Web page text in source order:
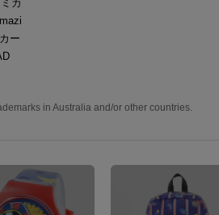
カ
ー
in Australia and/or other countries.